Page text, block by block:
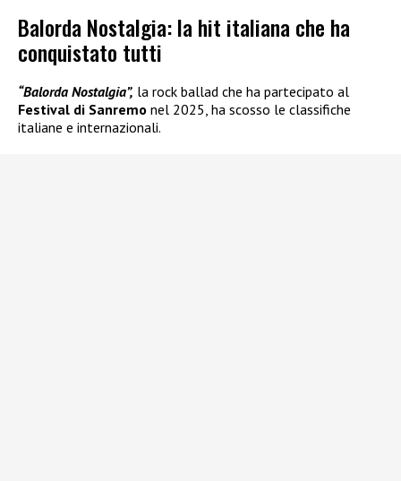
Balorda Nostalgia: la hit italiana che ha
conquistato tutti
“Balorda Nostalgia”, la rock ballad che ha partecipato al
Festival di Sanremo nel 2025, ha scosso le classifiche
italiane e internazionali.